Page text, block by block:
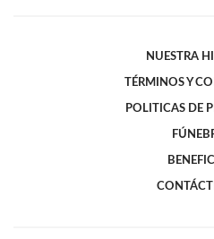
NUESTRA
TÉRMINOS Y
POLITICAS DE